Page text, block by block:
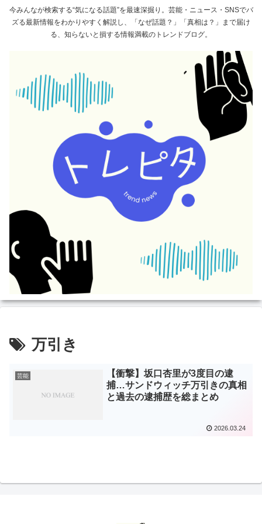
今みんなが検索する“気になる話題”を最速深掘り。芸能・ニュース・SNSでバ
ズる最新情報をわかりやすく解説し、「なぜ話題？」「真相は？」まで届け
る、知らないと損する情報満載のトレンドブログ。
万引き
芸能
【衝撃】坂口杏里が3度目の逮
捕…サンドウィッチ万引きの真相
と過去の逮捕歴を総まとめ
2026.03.24